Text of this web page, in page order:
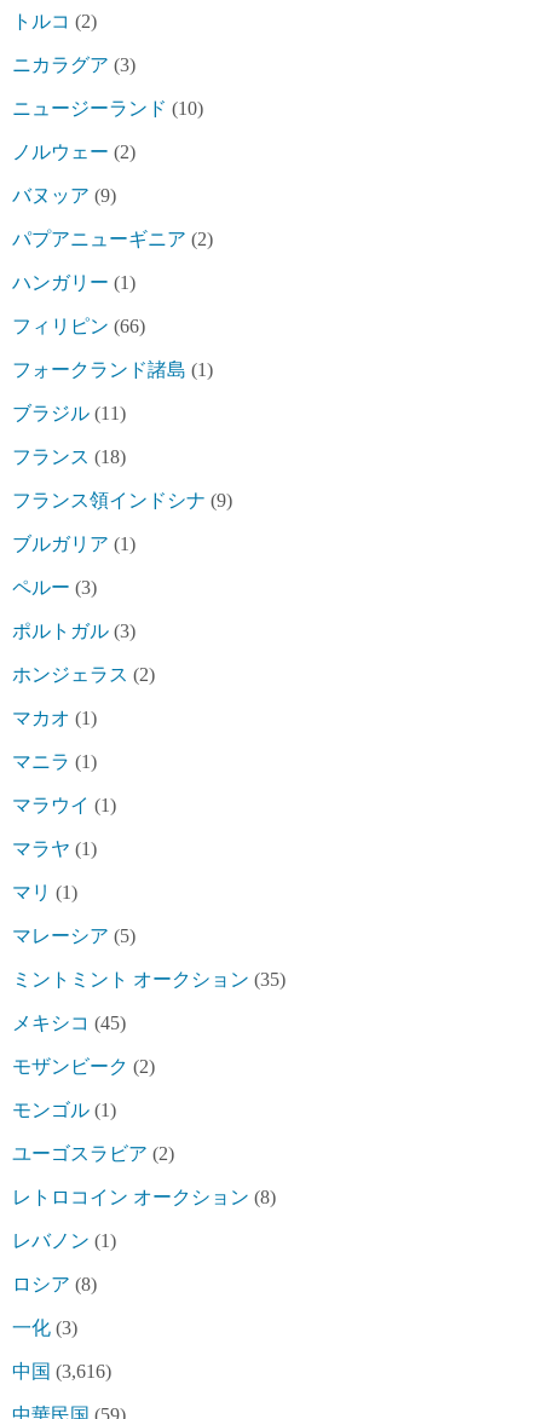
トルコ (2)
ニカラグア (3)
ニュージーランド (10)
ノルウェー (2)
バヌッア (9)
パプアニューギニア (2)
ハンガリー (1)
フィリピン (66)
フォークランド諸島 (1)
ブラジル (11)
フランス (18)
フランス領インドシナ (9)
ブルガリア (1)
ペルー (3)
ポルトガル (3)
ホンジェラス (2)
マカオ (1)
マニラ (1)
マラウイ (1)
マラヤ (1)
マリ (1)
マレーシア (5)
ミントミント オークション (35)
メキシコ (45)
モザンビーク (2)
モンゴル (1)
ユーゴスラビア (2)
レトロコイン オークション (8)
レバノン (1)
ロシア (8)
一化 (3)
中国 (3,616)